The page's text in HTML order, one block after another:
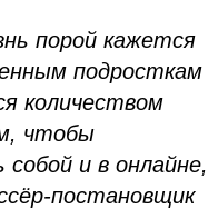
порой кажется
подросткам
количеством
чтобы
и в онлайне,
постановщик